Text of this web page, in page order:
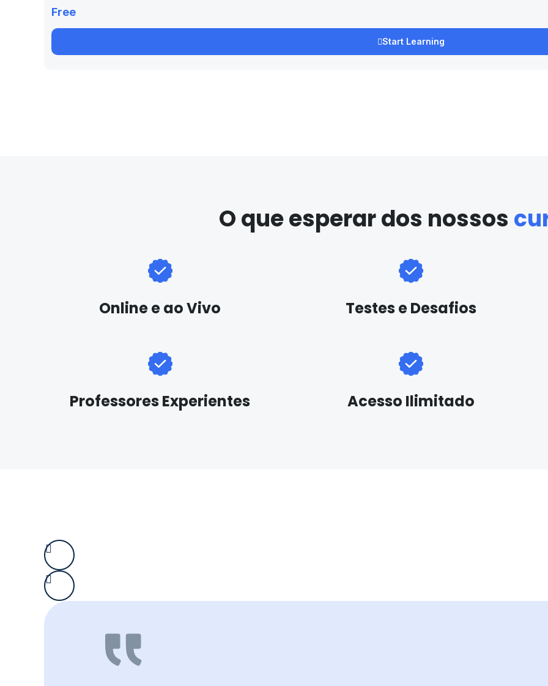
Free
Start Learning
O que esperar dos nossos
Online e ao Vivo
Professores Experientes
Testes e Desafios
Acesso Ilimitado